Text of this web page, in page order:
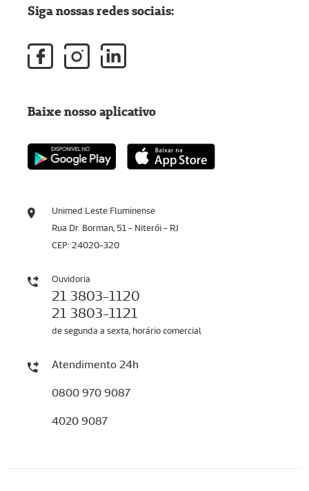
Unimed Leste Fluminense
Rua Dr. Borman, 51 - Niterói - RJ
CEP: 24020-320
Ouvidoria
21 3803-1120
21 3803-1121
de segunda a sexta, horário comercial
Atendimento 24h
0800 970 9087
4020 9087
Siga nossas redes sociais:
Baixe nosso aplicativo